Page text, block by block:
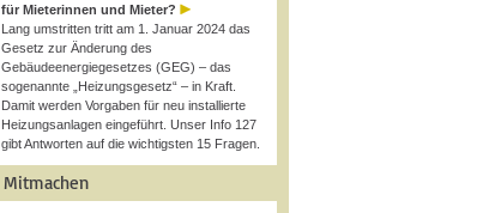
für Mieterinnen und Mieter?
Lang umstritten tritt am 1. Januar 2024 das
Gesetz zur Änderung des
Gebäudeenergiegesetzes (GEG) – das
sogenannte „Heizungsgesetz“ – in Kraft.
Damit werden Vorgaben für neu installierte
Heizungsanlagen eingeführt. Unser Info 127
gibt Antworten auf die wichtigsten 15 Fragen.
Mitmachen